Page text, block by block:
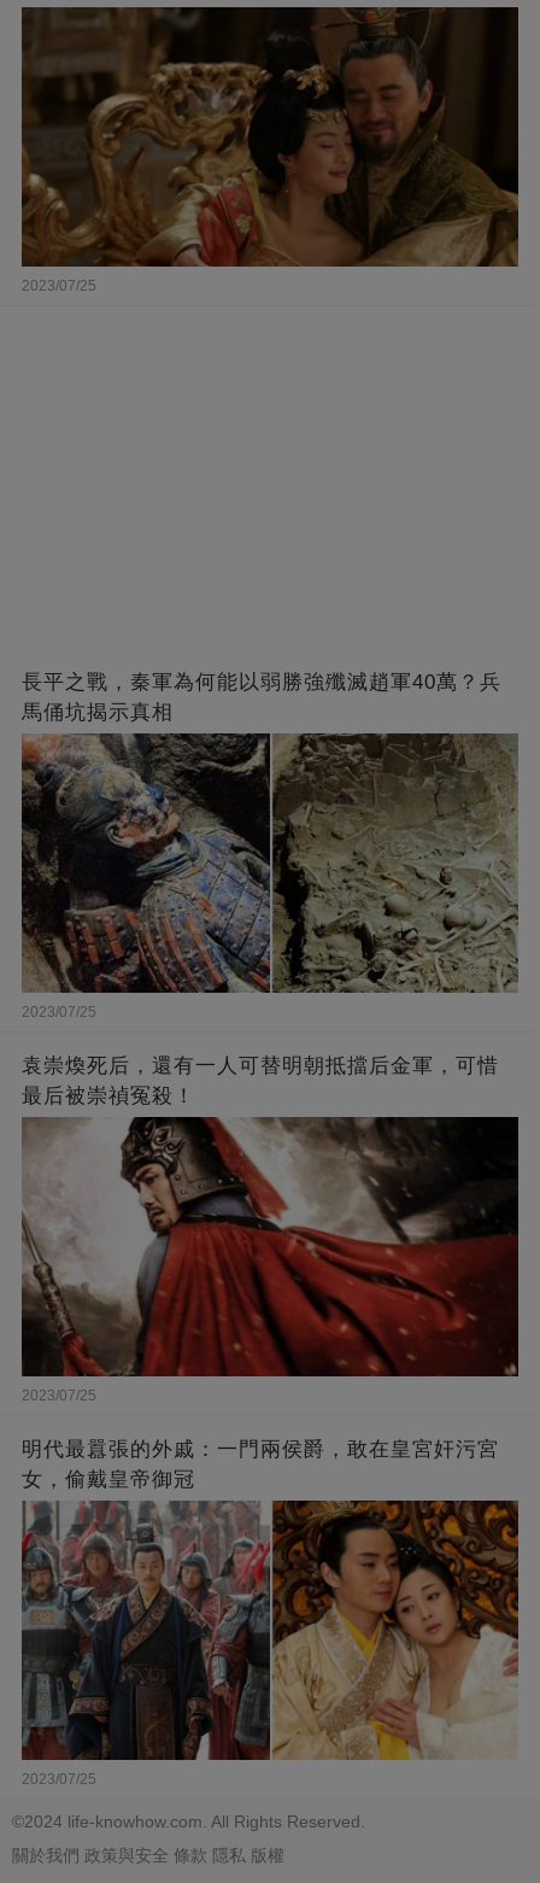
2023/07/25
長平之戰，秦軍為何能以弱勝強殲滅趙軍40萬？兵
馬俑坑揭示真相
2023/07/25
袁崇煥死后，還有一人可替明朝抵擋后金軍，可惜
最后被崇禎冤殺！
2023/07/25
​明代最囂張的外戚：一門兩侯爵，敢在皇宮奸污宮
女，偷戴皇帝御冠
2023/07/25
©2024 life-knowhow.com. All Rights Reserved.
關於我們 政策與安全 條款 隱私 版權